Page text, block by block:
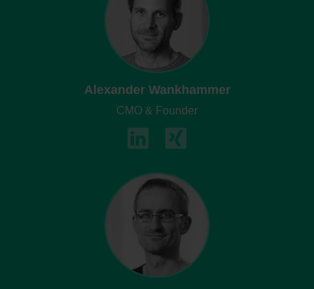
Alexander Wankhammer
CMO & Founder